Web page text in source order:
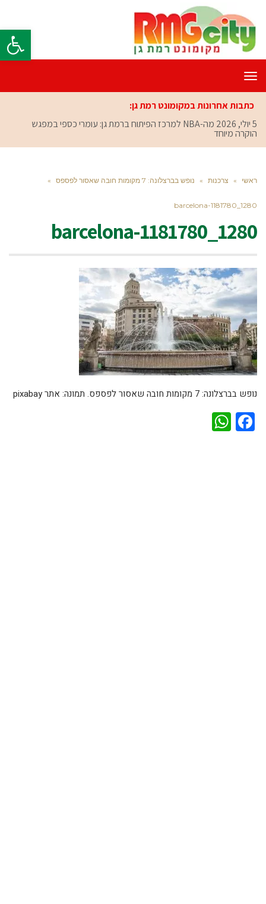
פתח
תפריט
כתבות אחרונות במקומונט רמת גן:
5 יולי, 2026
מה-NBA למרכז הפיתוח ברמת גן: עומרי כספי במפגש
הוקרה מיוחד
ראשי » צרכנות » נופש בברצלונה: 7 מקומות חובה שאסור לפספס »
barcelona-1181780_1280
barcelona-1181780_1280
נופש בברצלונה: 7 מקומות חובה שאסור לפספס. תמונה: אתר pixabay
Facebook